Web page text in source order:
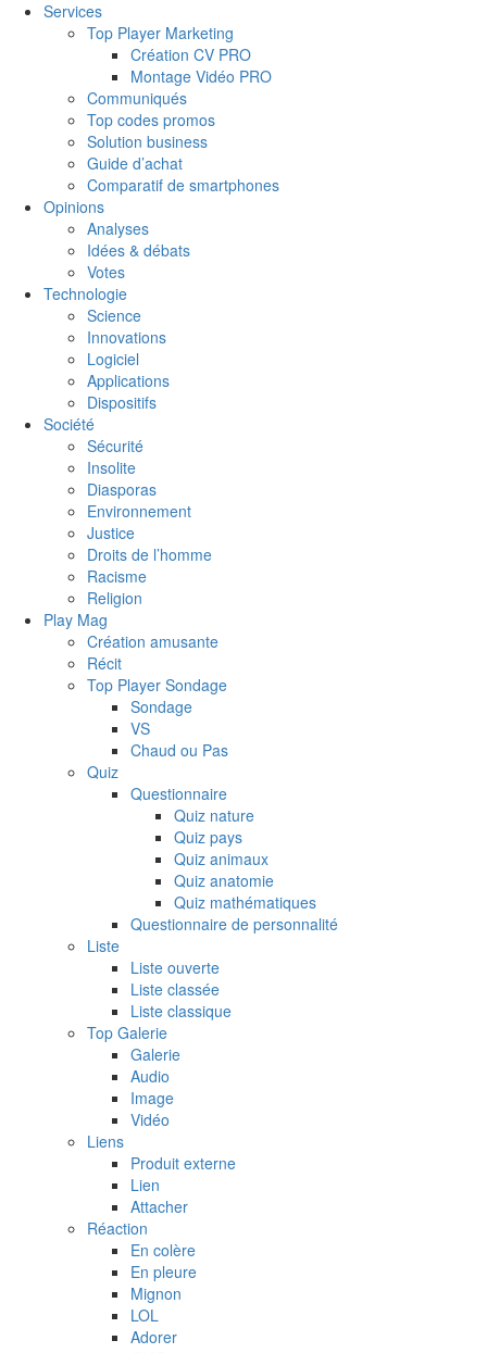
Services
Top Player Marketing
Création CV PRO
Montage Vidéo PRO
Communiqués
Top codes promos
Solution business
Guide d’achat
Comparatif de smartphones
Opinions
Analyses
Idées & débats
Votes
Technologie
Science
Innovations
Logiciel
Applications
Dispositifs
Société
Sécurité
Insolite
Diasporas
Environnement
Justice
Droits de l’homme
Racisme
Religion
Play Mag
Création amusante
Récit
Top Player Sondage
Sondage
VS
Chaud ou Pas
Quiz
Questionnaire
Quiz nature
Quiz pays
Quiz animaux
Quiz anatomie
Quiz mathématiques
Questionnaire de personnalité
Liste
Liste ouverte
Liste classée
Liste classique
Top Galerie
Galerie
Audio
Image
Vidéo
Liens
Produit externe
Lien
Attacher
Réaction
En colère
En pleure
Mignon
LOL
Adorer